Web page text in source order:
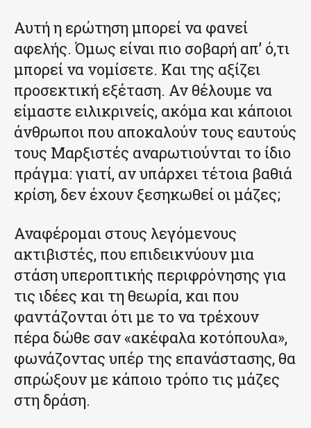
Αυτή η ερώτηση μπορεί να φανεί
αφελής. Όμως είναι πιο σοβαρή απ’ ό,τι
μπορεί να νομίσετε. Και της αξίζει
προσεκτική εξέταση. Αν θέλουμε να
είμαστε ειλικρινείς, ακόμα και κάποιοι
άνθρωποι που αποκαλούν τους εαυτούς
τους Μαρξιστές αναρωτιούνται το ίδιο
πράγμα: γιατί, αν υπάρχει τέτοια βαθιά
κρίση, δεν έχουν ξεσηκωθεί οι μάζες;
Αναφέρομαι στους λεγόμενους
ακτιβιστές, που επιδεικνύουν μια
στάση υπεροπτικής περιφρόνησης για
τις ιδέες και τη θεωρία, και που
φαντάζονται ότι με το να τρέχουν
πέρα δώθε σαν «ακέφαλα κοτόπουλα»,
φωνάζοντας υπέρ της επανάστασης, θα
σπρώξουν με κάποιο τρόπο τις μάζες
στη δράση.